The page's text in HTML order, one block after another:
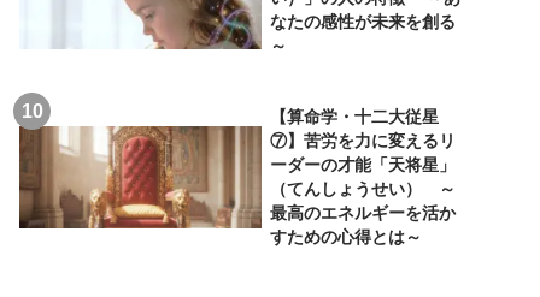
なたの感性が未来を創る
～
【算命学・十二大従星
⑦】苦労を力に変えるリ
ーダーの才能「天将星」
（てんしょうせい） ～
最高のエネルギーを活か
すための心得とは～